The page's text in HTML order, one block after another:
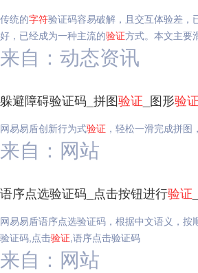
传统的字符验证码容易破解，且交互体验差
好，已经成为一种主流的验证方式。本文主要
来自：动态资讯
躲避障碍验证码_拼图验证 _图形验证
网易易盾创新行为式验证 ，轻松一滑完成拼
来自：网站
语序点选验证码_点击按钮进行验证
网易易盾语序点选验证码，根据中文语义，
验证码,点击验证,语序点击验证码
来自：网站